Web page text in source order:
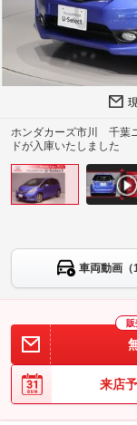
ホンダカーズ市川 千葉
ドが入庫いたしました
車両動画（1
来店